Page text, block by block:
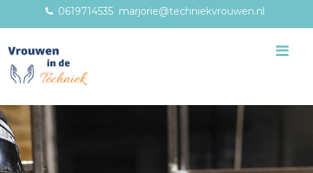
0619714535 marjorie@techniekvrouwen.nl